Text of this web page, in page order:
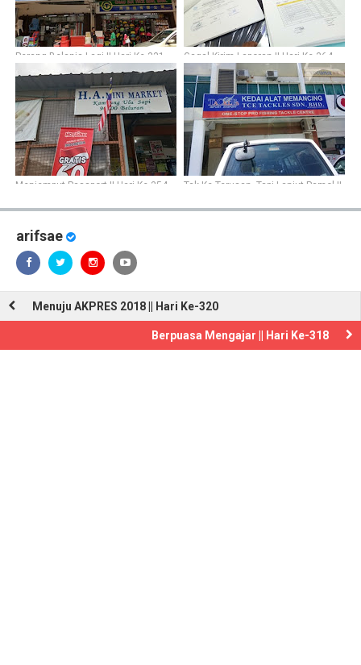
Perang Belanja Lagi || Hari Ke-331 Gagal Kirim Laporan || Hari Ke-364
Menjemput Passport || Hari Ke-354
Tak Ke Terusan, Tapi Lanjut Pamol ||
arifsae
Menuju AKPRES 2018 || Hari Ke-320
Berpuasa Mengajar || Hari Ke-318